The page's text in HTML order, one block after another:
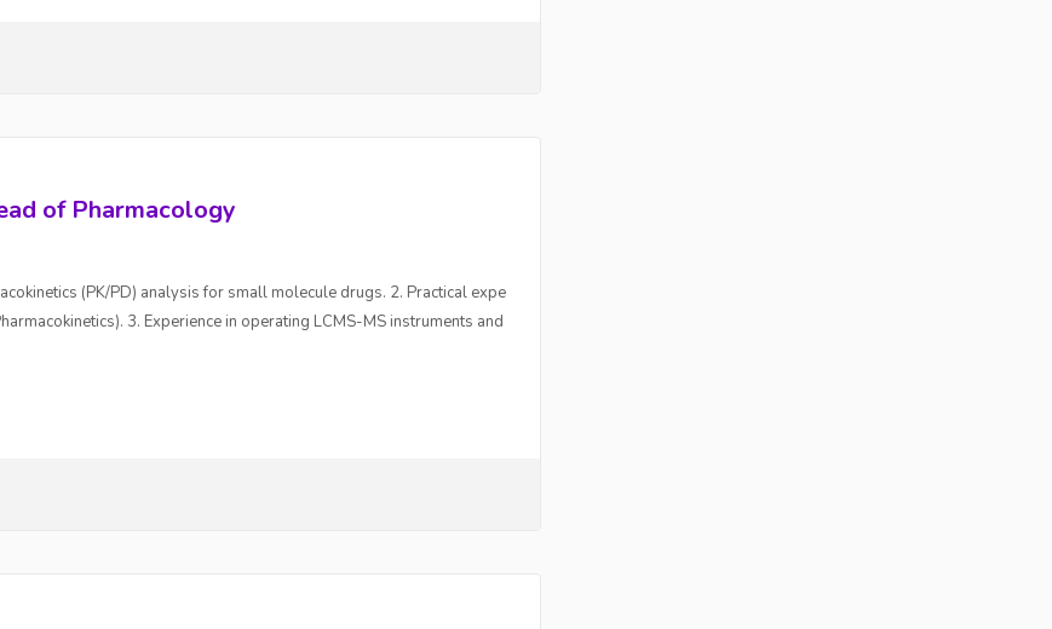
of Pharmacology
(PK/PD) analysis for small molecule drugs. 2. Practical expe
3. Experience in operating LCMS-MS instruments and